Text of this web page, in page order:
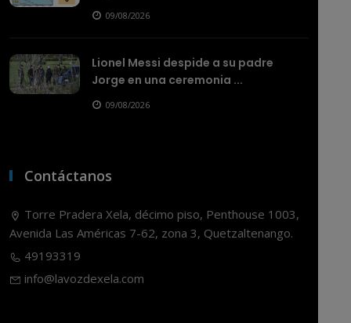
09/08/2026
Lionel Messi despide a su padre
Jorge en una ceremonia ...
09/08/2026
Contáctanos
Torre Pradera Xela, décimo piso, Penthouse 1003,
Avenida Las Américas 7-62, zona 3, Quetzaltenango.
49193319
info@lavozdexela.com